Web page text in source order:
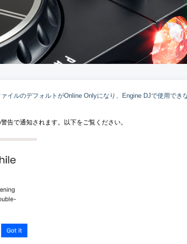
イルのデフォルトがOnline Onlyになり、Engine DJで使用でき
告で通知されます。以下をご覧ください。